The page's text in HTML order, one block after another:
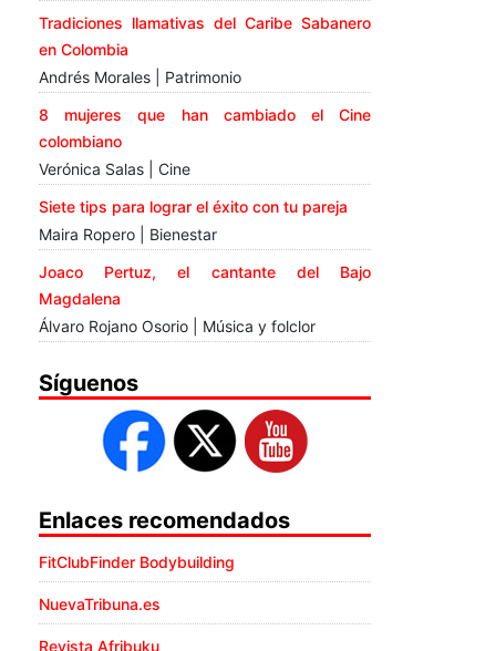
Tradiciones llamativas del Caribe Sabanero
en Colombia
Andrés Morales | Patrimonio
8 mujeres que han cambiado el Cine
colombiano
Verónica Salas | Cine
Siete tips para lograr el éxito con tu pareja
Maira Ropero | Bienestar
Joaco Pertuz, el cantante del Bajo
Magdalena
Álvaro Rojano Osorio | Música y folclor
Síguenos
Enlaces recomendados
FitClubFinder Bodybuilding
NuevaTribuna.es
Revista Afribuku